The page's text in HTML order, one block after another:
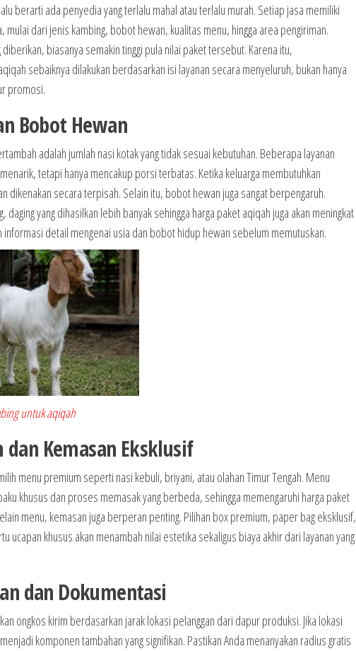
berarti ada penyedia yang terlalu mahal atau terlalu murah. Setiap jasa memiliki
mulai dari jenis kambing, bobot hewan, kualitas menu, hingga area pengiriman.
diberikan, biasanya semakin tinggi pula nilai paket tersebut. Karena itu,
sebaiknya dilakukan berdasarkan isi layanan secara menyeluruh, bukan hanya
promosi.
Bobot Hewan
adalah jumlah nasi kotak yang tidak sesuai kebutuhan. Beberapa layanan
tetapi hanya mencakup porsi terbatas. Ketika keluarga membutuhkan
dikenakan secara terpisah. Selain itu, bobot hewan juga sangat berpengaruh.
yang dihasilkan lebih banyak sehingga harga paket aqiqah juga akan meningkat
detail mengenai usia dan bobot hidup hewan sebelum memutuskan.
untuk aqiqah
Kemasan Eksklusif
menu premium seperti nasi kebuli, briyani, atau olahan Timur Tengah. Menu
khusus dan proses memasak yang berbeda, sehingga memengaruhi harga paket
menu, kemasan juga berperan penting. Pilihan box premium, paper bag eksklusif,
ucapan khusus akan menambah nilai estetika sekaligus biaya akhir dari layanan yang
dan Dokumentasi
ongkos kirim berdasarkan jarak lokasi pelanggan dari dapur produksi. Jika lokasi
komponen tambahan yang signifikan. Pastikan Anda menanyakan radius gratis